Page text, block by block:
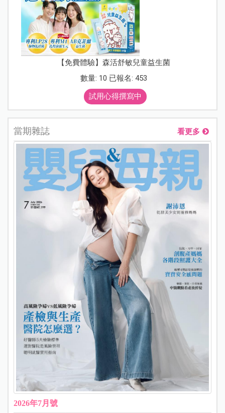
【免費體驗】森活舒敏兒童益生菌
數量: 10 已報名: 453
試用心得撰寫中
當期雜誌 看更多
2026年7月號